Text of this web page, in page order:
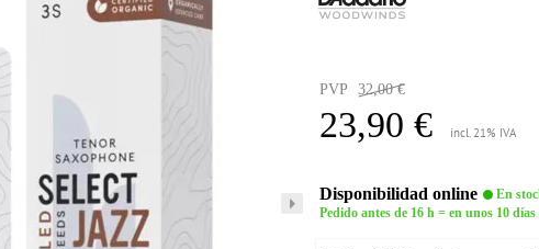
PVP 32,00 €
23,90 € incl. 21% IVA
Disponibilidad online
En
Pedido antes de 16 h = en unos 10